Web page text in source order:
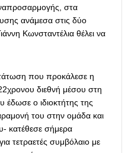
στα
ανάμεσα στις δύο
Κωνσταντέλια θέλει να
που προκάλεσε η
διεθνή μέσου στη
έδωσε ο ιδιοκτήτης της
του στην ομάδα και
κατέθεσε σήμερα
τετραετές συμβόλαιο με